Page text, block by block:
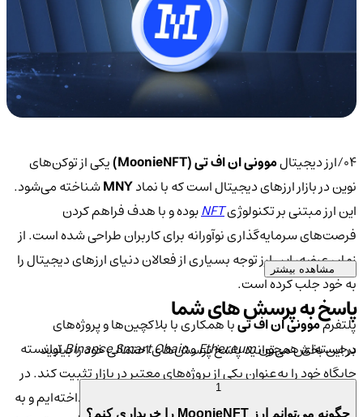
04/ارز دیجیتال موونی ان اف تی (MoonieNFT)
یکی از توکن‌های
نوین در بازار ارزهای دیجیتال است که با نمادMNYشناخته می‌شود.
این ارز مبتنی بر تکنولوژیNFTبوده و با هدف فراهم کردن
فرصت‌های سرمایه‌گذاری نوآورانه برای کاربران طراحی شده است. از
زمان عرضه، این ارز توجه بسیاری از فعالان دنیای ارزهای دیجیتال را
به خود جلب کرده است.
پلتفرمموونی ان اف تیبا همکاری با بلاکچین‌ها و پروژه‌های
برجسته‌ای همچونEthereumوBinance Smart Chainتوانسته
جایگاه خود را به‌عنوان یکی از پروژه‌های معتبر در بازار تثبیت کند. در
این مقاله، ما به معرفی کامل این ارز و ویژگی‌های آن پرداخته‌ایم و به
مشاهده بیشتر
پاسخ به پرسش های شما
در این بخش می‌توانید پاسخ پرسش‌های احتمالی خود را بیابید
چگونه می‌توانم ارز MoonieNFT را خریداری کنم؟